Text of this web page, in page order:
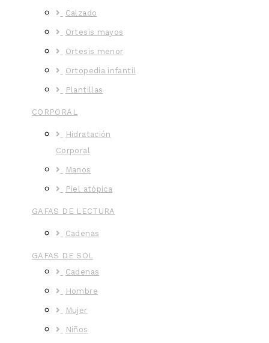
Calzado
Ortesis mayos
Ortesis menor
Ortopedia infantil
Plantillas
CORPORAL
Hidratación
Corporal
Manos
Piel atópica
GAFAS DE LECTURA
Cadenas
GAFAS DE SOL
Cadenas
Hombre
Mujer
Niños